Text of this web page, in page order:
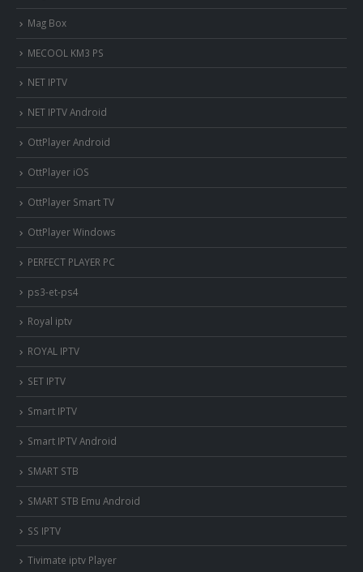
Mag Box
MECOOL KM3 PS
NET IPTV
NET IPTV Android
OttPlayer Android
OttPlayer iOS
OttPlayer Smart TV
OttPlayer Windows
PERFECT PLAYER PC
ps3-et-ps4
Royal iptv
ROYAL IPTV
SET IPTV
Smart IPTV
Smart IPTV Android
SMART STB
SMART STB Emu Android
SS IPTV
Tivimate iptv Player